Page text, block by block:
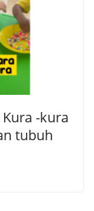
-kura
tubuh